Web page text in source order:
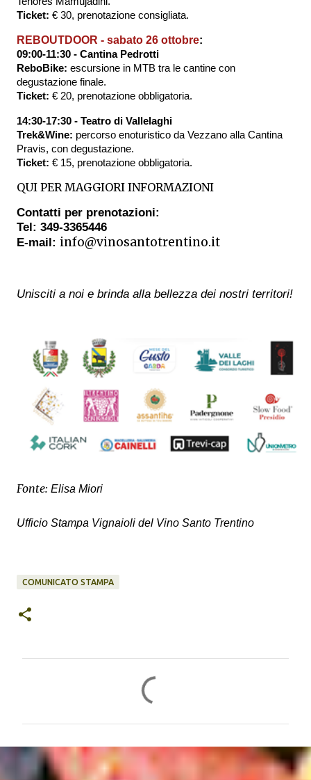
Ticket: € 30, prenotazione consigliata.
REBOUTDOOR - sabato 26 ottobre:
09:00-11:30 - Cantina Pedrotti
ReboBike: escursione in MTB tra le cantine con
degustazione finale.
Ticket: € 20, prenotazione obbligatoria.
14:30-17:30 - Teatro di Vallelaghi
Trek&Wine: percorso enoturistico da Vezzano alla Cantina
Pravis, con degustazione.
Ticket: € 15, prenotazione obbligatoria.
QUI PER MAGGIORI INFORMAZIONI
Contatti per prenotazioni:
Tel: 349-3365446
E-mail: info@vinosantotrentino.it
Unisciti a noi e brinda alla bellezza dei nostri territori!
Fonte: Elisa Miori
Ufficio Stampa Vignaioli del Vino Santo Trentino
COMUNICATO STAMPA
e